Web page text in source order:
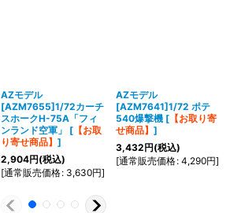
AZモデル
[AZM7655]1/72カーチ
スホークH-75A「フィ
ンランド空軍」
[ 【お取
り寄せ商品】 ]
2,904円(税込)
[通常販売価格: 3,630円]
AZモデル
[AZM7641]1/72 ポテ
540爆撃機 [ 【お取り寄
せ商品】 ]
3,432円(税込)
[通常販売価格: 4,290円]